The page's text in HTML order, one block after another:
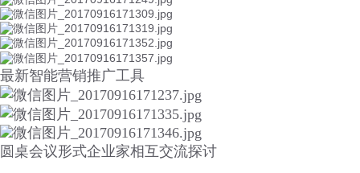
最新智能营销推广工具
圆桌会议形式企业家相互交流探讨